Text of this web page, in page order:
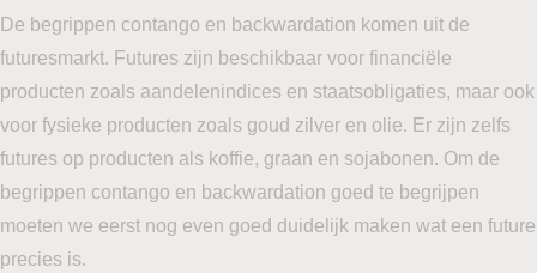
De begrippen contango en backwardation komen uit de
futuresmarkt. Futures zijn beschikbaar voor financiële
producten zoals aandelenindices en staatsobligaties, maar ook
voor fysieke producten zoals goud zilver en olie. Er zijn zelfs
futures op producten als koffie, graan en sojabonen. Om de
begrippen contango en backwardation goed te begrijpen
moeten we eerst nog even goed duidelijk maken wat een future
precies is.